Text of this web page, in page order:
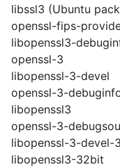
libssl3 (Ubuntu
openssl-fips-
libopenssl3-
openssl-3
libopenssl-3-devel
openssl-3-
libopenssl3
openssl-3-
libopenssl-3-devel-
libopenssl3-32bit